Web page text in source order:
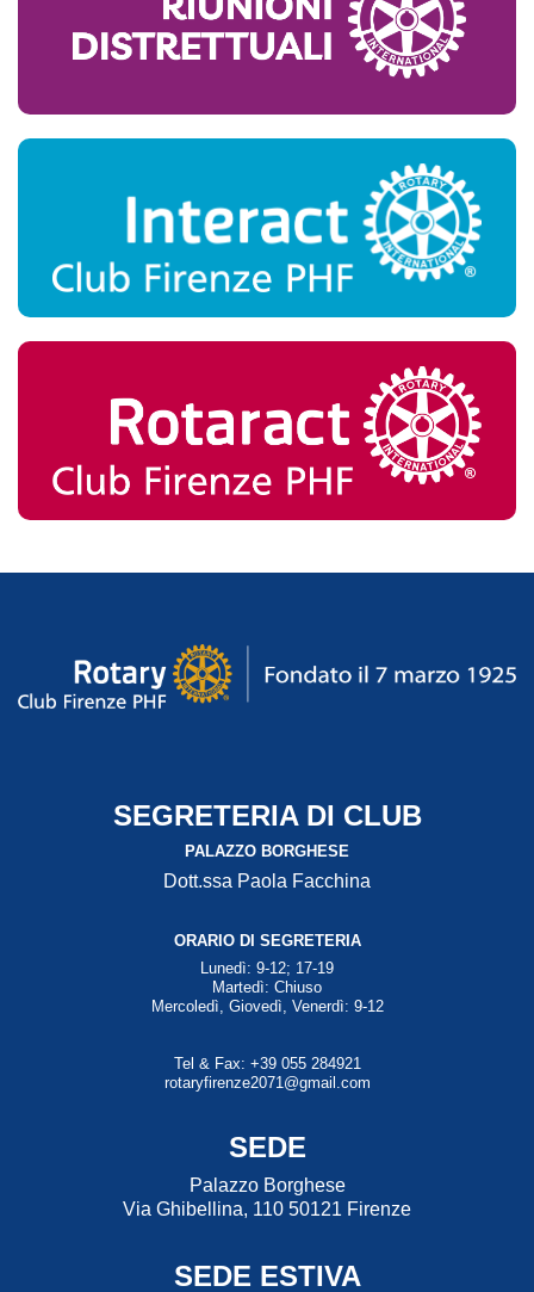
SEGRETERIA DI CLUB
PALAZZO BORGHESE
Dott.ssa Paola Facchina
ORARIO DI SEGRETERIA
Lunedì: 9-12; 17-19
Martedì: Chiuso
Mercoledì, Giovedì, Venerdì: 9-12
Tel & Fax: +39 055 284921
rotaryfirenze2071@gmail.com
SEDE
Palazzo Borghese
Via Ghibellina, 110 50121 Firenze
SEDE ESTIVA